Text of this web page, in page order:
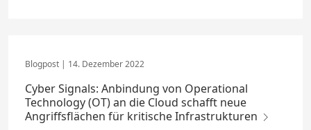
14. Dezember 2022
Cyber Signals: Anbindung von Operational
Technology (OT) an die Cloud schafft neue
Angriffsflächen für kritische Infrastrukturen